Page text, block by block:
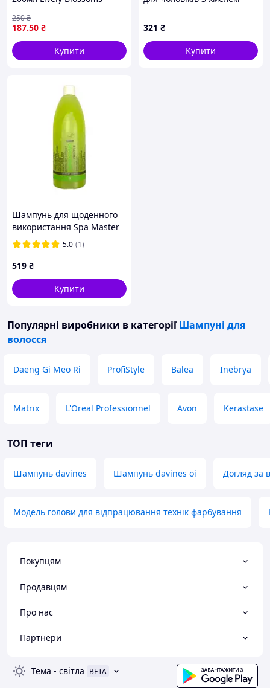
187.50 ₴
250₴
Купити
321 ₴
Купити
Шампунь для щоденного
використання Spa Master
Prof EVERYDAY 151 SM 970
мл.
5.0 (1)
519 ₴
Купити
Популярні виробники в категорії Шампуні для
волосся
Daeng Gi Meo Ri ProfiStyle Balea Inebrya
Matrix L'Oreal Professionnel Avon Kerastase
ТОП теги
Шампунь davines Шампунь davines oi Догляд за
Модель голови для відпрацювання технік фарбування
Покупцям
Продавцям
Про нас
Партнери
Тема - світла BETA